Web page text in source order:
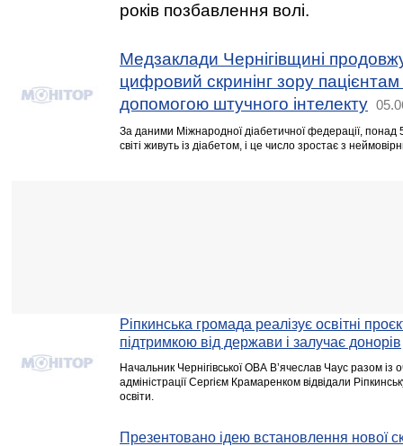
років позбавлення волі.
Медзаклади Чернігівщині
цифровий скринінг зору пацієнтам
допомогою штучного інтелекту
За даними Міжнародної діабетичної федерації, понад
світі живуть із діабетом, і це число зростає з
Ріпкинська громада реалізує освітні
підтримкою від держави і залучає донорів
Начальник Чернігівської ОВА В’ячеслав Чаус разом із
адміністрації Сергієм Крамаренком відвідали
освіти.
Презентовано ідею встановлення нової